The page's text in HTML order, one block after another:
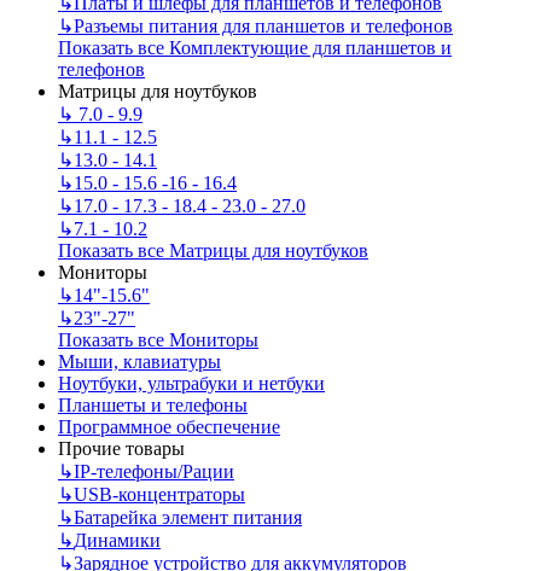
↳Разъемы питания для планшетов и телефонов
Показать все Комплектующие для планшетов и
телефонов
Матрицы для ноутбуков
↳ 7.0 - 9.9
↳11.1 - 12.5
↳13.0 - 14.1
↳15.0 - 15.6 -16 - 16.4
↳17.0 - 17.3 - 18.4 - 23.0 - 27.0
↳7.1 - 10.2
Показать все Матрицы для ноутбуков
Мониторы
↳14"-15.6"
↳23"-27"
Показать все Мониторы
Мыши, клавиатуры
Ноутбуки, ультрабуки и нетбуки
Планшеты и телефоны
Программное обеспечение
Прочие товары
↳IP‑телефоны/Рации
↳USB-концентраторы
↳Батарейка элемент питания
↳Динамики
↳Зарядное устройство для аккумуляторов